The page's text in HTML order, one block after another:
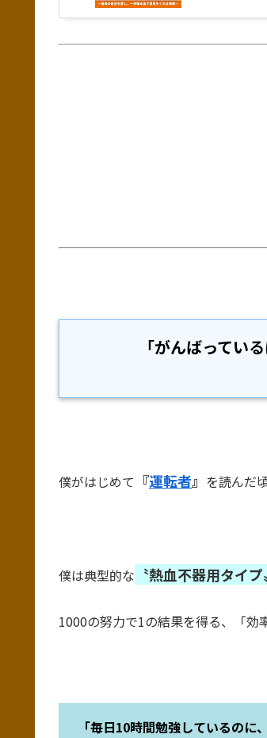
「がんばってい
僕がはじめて 『運転者』 を読んだ
僕は典型的な 〝熱血不器用タイプ〟
1000の努力で1の結果を得る、「効
「毎日10時間勉強しているの